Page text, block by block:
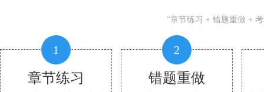
“章节练习 + 错题重做 +
1
章节练习
2
错题重做